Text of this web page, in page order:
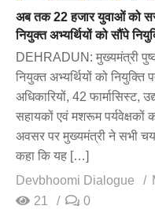
अब तक 22 हजार युवाओं को
नियुक्त अभ्यर्थियों को सौंपे
DEHRADUN: मुख्यमंत्री
नियुक्त अभ्यर्थियों को
अधिकारियों, 42 फार्मासिस्ट,
सहायकों एवं मशरूम पर्यवेक्षकों
अवसर पर मुख्यमंत्री ने सभी
कहा कि यह […]
Devbhoomi Dialogue
21
0